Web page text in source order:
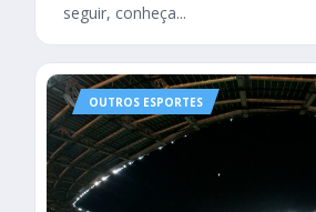
seguir, conheça...
OUTROS ESPORTES